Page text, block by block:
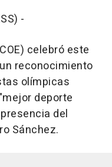
-
celebró este
reconocimiento
olímpicas
deporte
del
Sánchez.